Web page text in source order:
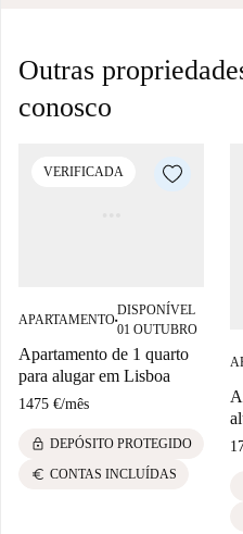
Outras
conosco
VERIFICADA
APARTAMENTO■
DISPONÍVEL
01 OUTUBRO
Apartamento de 1 quarto
para alugar em Lisboa
1475 €/mês
lock DEPÓSITO PROTEGIDO
euro CONTAS INCLUÍDAS